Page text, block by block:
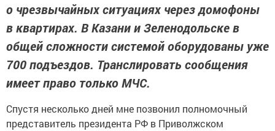
о чрезвычайных ситуациях через домофоны
в квартирах. В Казани и Зеленодольске в
общей сложности системой оборудованы уже
700 подъездов. Транслировать сообщения
имеет право только МЧС.
Спустя несколько дней мне позвонил полномочный
представитель президента РФ в Приволжском